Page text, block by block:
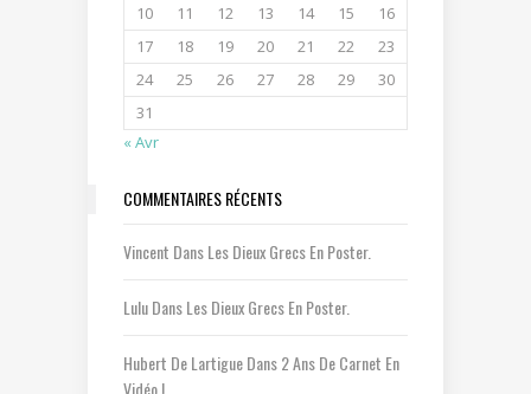
10
11 12 13 14 15
16
17
18 19 20 21 22
23
24
25 26 27 28 29
30
31
« Avr
COMMENTAIRES RÉCENTS
Vincent DansLes Dieux Grecs En Poster.
LuluDansLes Dieux Grecs En Poster.
Hubert De LartigueDans2 Ans De Carnet En
Vidéo !